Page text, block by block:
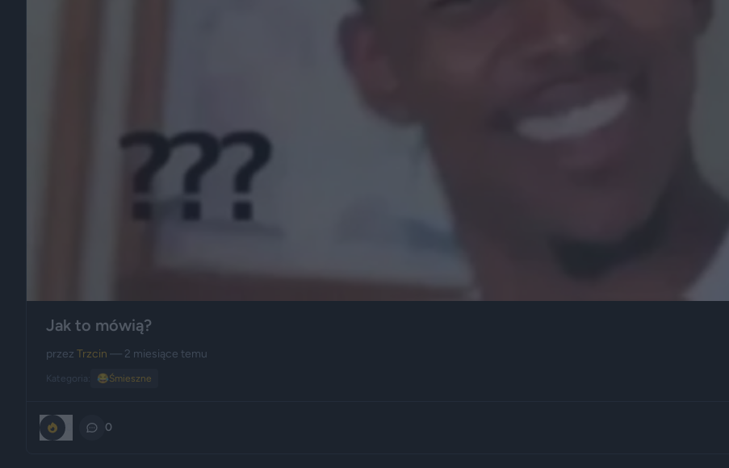
Jak to mówią?
przez Trzcin — 2 miesiące temu
Kategoria: 😂Śmieszne
0